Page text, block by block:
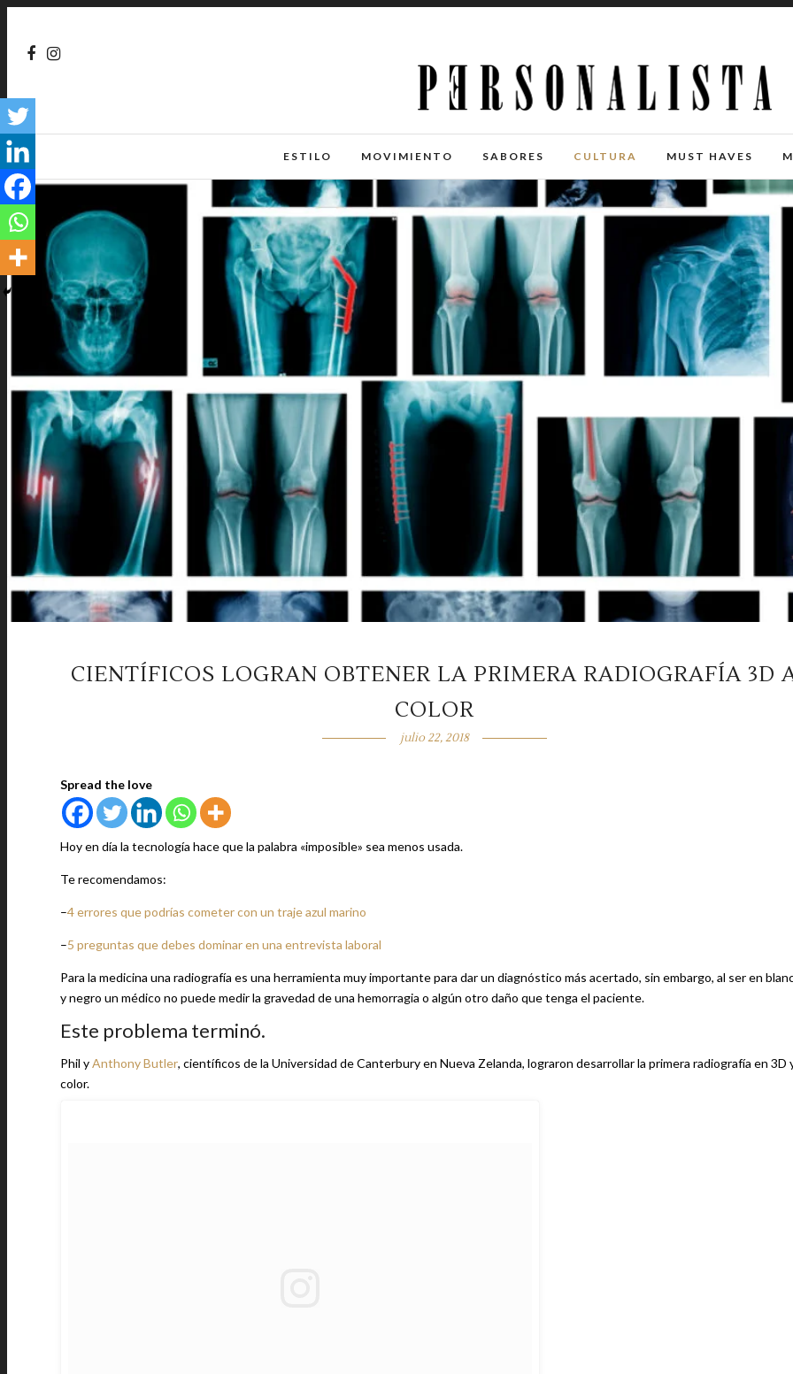
ESTILO MOVIMIENTO SABORES CULTURA MUST HAVES
CIENTÍFICOS LOGRAN OBTENER LA PRIMERA RADIOGRAFÍA 3D
COLOR
julio 22, 2018
Spread the love
Hoy en día la tecnología hace que la palabra «imposible» sea menos usada.
Te recomendamos:
–4 errores que podrías cometer con un traje azul marino
–5 preguntas que debes dominar en una entrevista laboral
Para la medicina una radiografía es una herramienta muy importante para dar un diagnóstico más acertado, sin embargo, al ser en
y negro un médico no puede medir la gravedad de una hemorragia o algún otro daño que tenga el paciente.
Este problema terminó.
Phil yAnthony Butler, científicos de la Universidad de Canterbury en Nueva Zelanda, lograron desarrollar la primera radiografía en 3D
color.